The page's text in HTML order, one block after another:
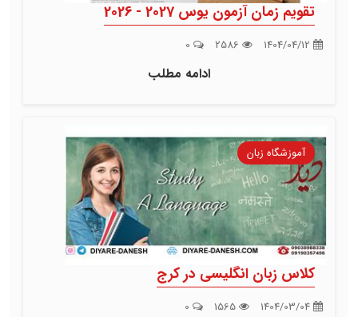
تقویم زمان آزمون یوس 2027 - 2026
ادامه مطلب
آموزشگاه زبان
کلاس زبان انگلیسی در کرج